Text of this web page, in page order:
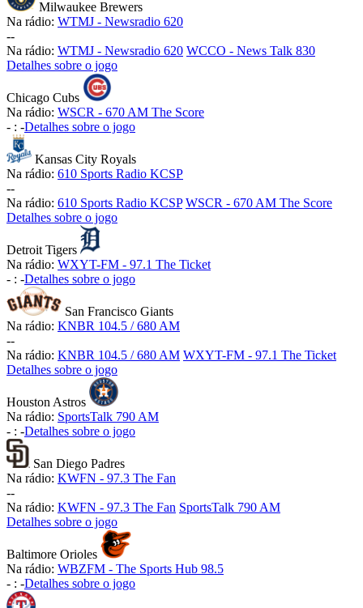
Milwaukee Brewers
Na rádio: WTMJ - Newsradio 620
--
Na rádio: WTMJ - Newsradio 620 WCCO - News Talk 830
Detalhes sobre o jogo
Chicago Cubs
Na rádio: WSCR - 670 AM The Score
- : -Detalhes sobre o jogo
Kansas City Royals
Na rádio: 610 Sports Radio KCSP
--
Na rádio: 610 Sports Radio KCSP WSCR - 670 AM The Score
Detalhes sobre o jogo
Detroit Tigers
Na rádio: WXYT-FM - 97.1 The Ticket
- : -Detalhes sobre o jogo
San Francisco Giants
Na rádio: KNBR 104.5 / 680 AM
--
Na rádio: KNBR 104.5 / 680 AM WXYT-FM - 97.1 The Ticket
Detalhes sobre o jogo
Houston Astros
Na rádio: SportsTalk 790 AM
- : -Detalhes sobre o jogo
San Diego Padres
Na rádio: KWFN - 97.3 The Fan
--
Na rádio: KWFN - 97.3 The Fan SportsTalk 790 AM
Detalhes sobre o jogo
Baltimore Orioles
Na rádio: WBZFM - The Sports Hub 98.5
- : -Detalhes sobre o jogo